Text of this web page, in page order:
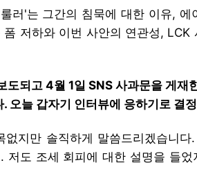
러'는 그간의 침묵에 대한 이유, 에
폼 저하와 이번 사안의 연관성,
도되고 4월 1일 SNS 사과문을 게재
오늘 갑자기 인터뷰에 응하기로 결
없지만 솔직하게 말씀드리겠습니
저도 조세 회피에 대한 설명을 들